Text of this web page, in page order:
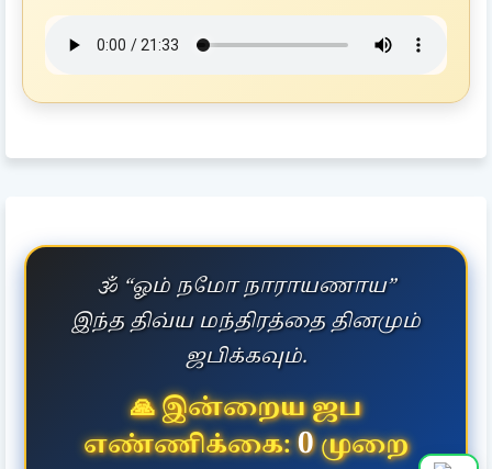
🕉️ “ஓம் நமோ நாராயணாய”
இந்த திவ்ய மந்திரத்தை தினமும்
ஜபிக்கவும்.
🙏 இன்றைய ஜப
எண்ணிக்கை:0முறை